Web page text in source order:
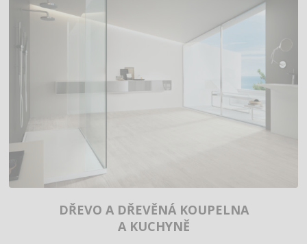
DŘEVO A DŘEVĚNÁ KOUPELNA
A KUCHYNĚ